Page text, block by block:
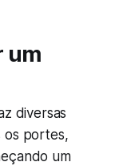
um
diversas
os portes,
um